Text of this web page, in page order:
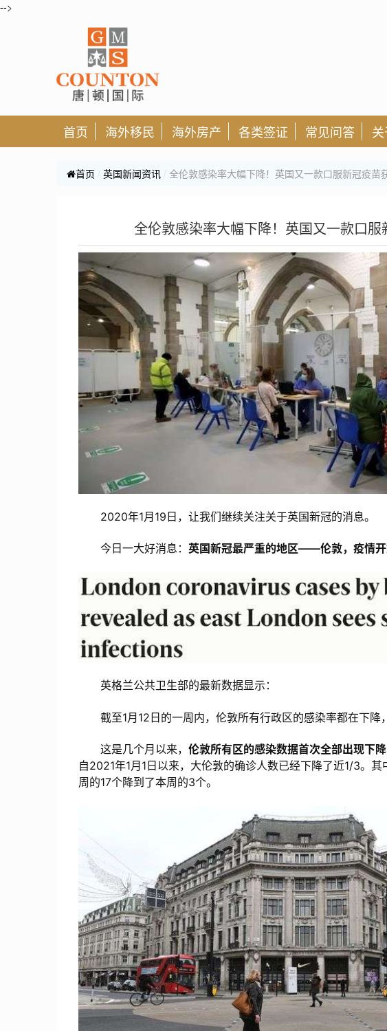
-->
首页 海外移民 海外房产 各类签证 常见问答
首页 英国新闻资讯 全伦敦感染率大幅下降！英国又一款口服新冠疫苗
全伦敦感染率大幅下降！英国又一款口服
2020年1月19日，让我们继续关注关于英国新冠的消息。
今日一大好消息： 英国新冠最严重的地区——伦敦，疫情开
英格兰公共卫生部的最新数据显示：
截至1月12日的一周内，伦敦所有行政区的感染率都在下降
这是几个月以来， 伦敦所有区的感染数据首次全部出现下降
自2021年1月1日以来，大伦敦的确诊人数已经下降了近1/3。
周的17个降到了本周的3个。